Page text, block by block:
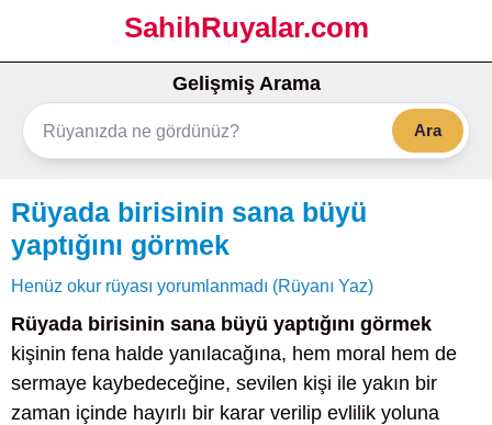
SahihRuyalar.com
Gelişmiş Arama
Ara
Rüyada birisinin sana büyü
yaptığını görmek
Henüz okur rüyası yorumlanmadı (Rüyanı Yaz)
Rüyada birisinin sana büyü yaptığını görmek
kişinin fena halde yanılacağına, hem moral hem de
sermaye kaybedeceğine, sevilen kişi ile yakın bir
zaman içinde hayırlı bir karar verilip evlilik yoluna